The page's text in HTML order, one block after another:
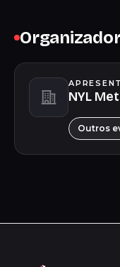
NYL
Outros